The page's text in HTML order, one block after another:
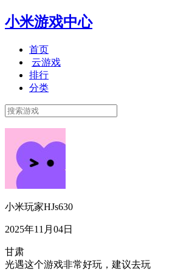
小米游戏中心
首页
云游戏
排行
分类
小米玩家HJs630
2025年11月04日
甘肃
光遇这个游戏非常好玩，建议去玩